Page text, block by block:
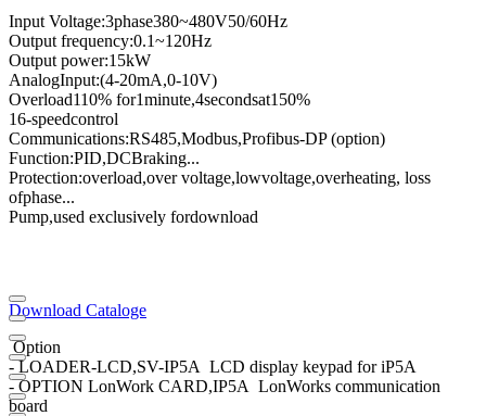
Input Voltage:3phase380~480V50/60Hz
Output frequency:0.1~120Hz
Output power:15kW
AnalogInput:(4-20mA,0-10V)
Overload110% for1minute,4secondsat150%
16-speedcontrol
Communications:RS485,Modbus,Profibus-DP (option)
Function:PID,DCBraking...
Protection:overload,over voltage,lowvoltage,overheating, loss
ofphase...
Pump,used exclusively fordownload
Download Cataloge
Option
- LOADER-LCD,SV-IP5A LCD display keypad for iP5A
- OPTION LonWork CARD,IP5A LonWorks communication
board